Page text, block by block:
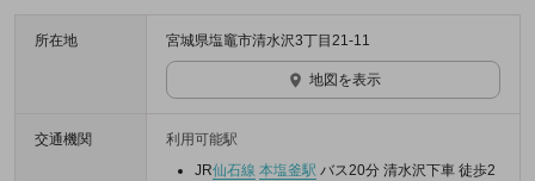
所在地 宮城県塩竈市清水沢3丁目21-11
地図を表示
交通機関
利用可能駅
JR仙石線 本塩釜駅 バス20分 清水沢下車 徒歩2